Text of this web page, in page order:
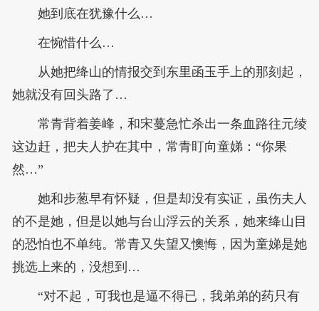
她到底在犹豫什么…
在惋惜什么…
从她把绛山的情报交到东里函玉手上的那刻起，
她就没有回头路了…
常青背着姜峰，和宋蔓急忙杀出一条血路往元绫
这边赶，把夫人护在其中，常青盯向童娣：“你果
然…”
她和步葱早有怀疑，但是却没有实证，虽伤夫人
的不是她，但是以她与台山浮云的关系，她来绛山目
的恐怕也不单纯。常青又失望又懊悔，因为童娣是她
挑选上来的，没想到…
“对不起，可我也是逼不得已，我弟弟的药只有